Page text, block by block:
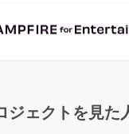
ジェクトを見